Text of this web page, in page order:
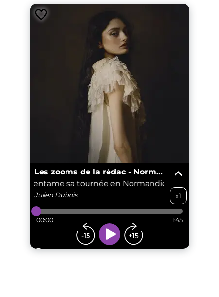
Les zooms de la rédac - Normandie
Solann entame sa tournée en Normandie
Julien Dubois x1
00:00 1:45
...